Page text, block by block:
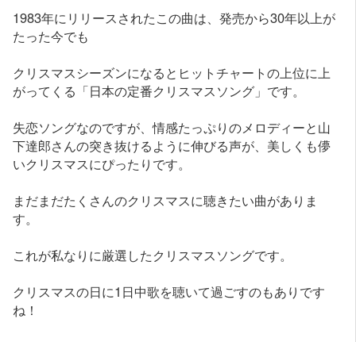
1983年にリリースされたこの曲は、発売から30年以上が
たった今でも
クリスマスシーズンになるとヒットチャートの上位に上
がってくる「日本の定番クリスマスソング」です。
失恋ソングなのですが、情感たっぷりのメロディーと山
下達郎さんの突き抜けるように伸びる声が、美しくも儚
いクリスマスにぴったりです。
まだまだたくさんのクリスマスに聴きたい曲がありま
す。
これが私なりに厳選したクリスマスソングです。
クリスマスの日に1日中歌を聴いて過ごすのもありです
ね！